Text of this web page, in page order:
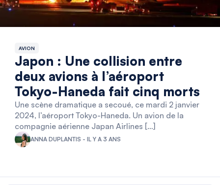
AVION
Japon : Une collision entre
deux avions à l’aéroport
Tokyo-Haneda fait cinq morts
Une scène dramatique a secoué, ce mardi 2 janvier
2024, l’aéroport Tokyo-Haneda. Un avion de la
compagnie aérienne Japan Airlines […]
ANNA DUPLANTIS - IL Y A 3 ANS